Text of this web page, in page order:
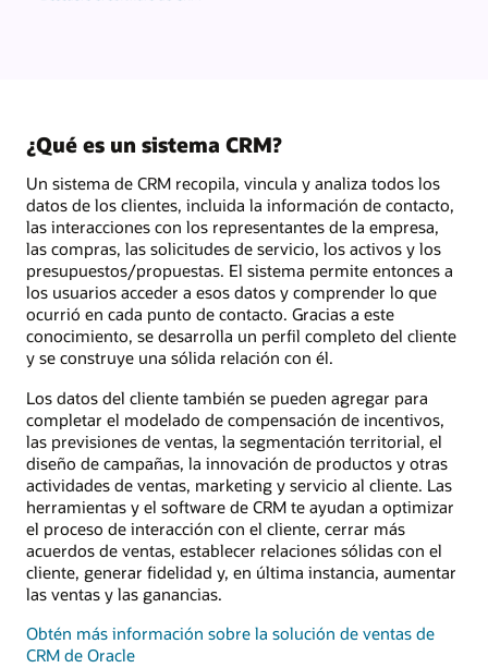
¿Qué es un sistema CRM?
Un sistema de CRM recopila, vincula y analiza todos los
datos de los clientes, incluida la información de contacto,
las interacciones con los representantes de la empresa,
las compras, las solicitudes de servicio, los activos y los
presupuestos/propuestas. El sistema permite entonces a
los usuarios acceder a esos datos y comprender lo que
ocurrió en cada punto de contacto. Gracias a este
conocimiento, se desarrolla un perfil completo del cliente
y se construye una sólida relación con él.
Los datos del cliente también se pueden agregar para
completar el modelado de compensación de incentivos,
las previsiones de ventas, la segmentación territorial, el
diseño de campañas, la innovación de productos y otras
actividades de ventas, marketing y servicio al cliente. Las
herramientas y el software de CRM te ayudan a optimizar
el proceso de interacción con el cliente, cerrar más
acuerdos de ventas, establecer relaciones sólidas con el
cliente, generar fidelidad y, en última instancia, aumentar
las ventas y las ganancias.
Obtén más información sobre la solución de ventas de
CRM de Oracle